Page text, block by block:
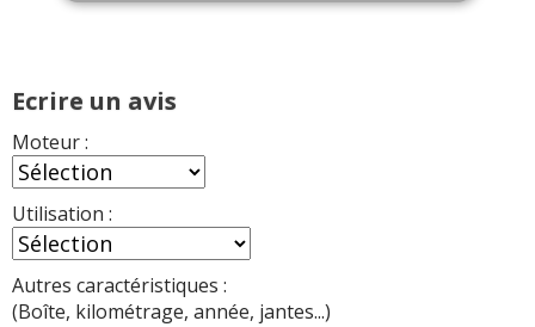
Ecrire un avis
Moteur :
Utilisation :
Autres caractéristiques :
(Boîte, kilométrage, année, jantes...)